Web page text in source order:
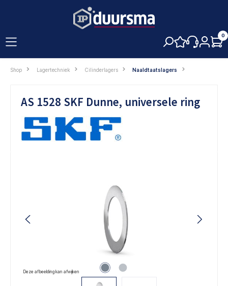
0
Shop Lagertechniek Cilinderlagers Naaldtaatslagers
AS 1528 SKF Dunne, universele ring
Deze afbeelding kan afwijken